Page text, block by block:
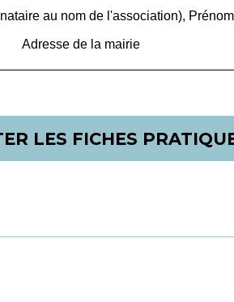
au nom de l'association),
Adresse de la mairie
LES FICHES